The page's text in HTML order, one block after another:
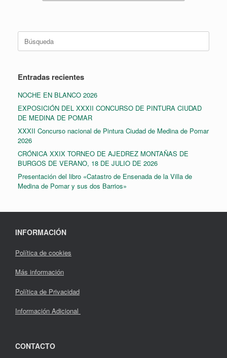
Buscar:
Entradas recientes
NOCHE EN BLANCO 2026
EXPOSICIÓN DEL XXXII CONCURSO DE PINTURA CIUDAD
DE MEDINA DE POMAR
XXXII Concurso nacional de Pintura Ciudad de Medina de Pomar
2026
CRÓNICA XXIX TORNEO DE AJEDREZ MONTAÑAS DE
BURGOS DE VERANO, 18 DE JULIO DE 2026
Presentación del libro «Catastro de Ensenada de la Villa de
Medina de Pomar y sus dos Barrios»
INFORMACIÓN
Política de cookies
Más información
Política de Privacidad
Información Adicional
CONTACTO